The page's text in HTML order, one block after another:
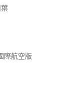
際航空版